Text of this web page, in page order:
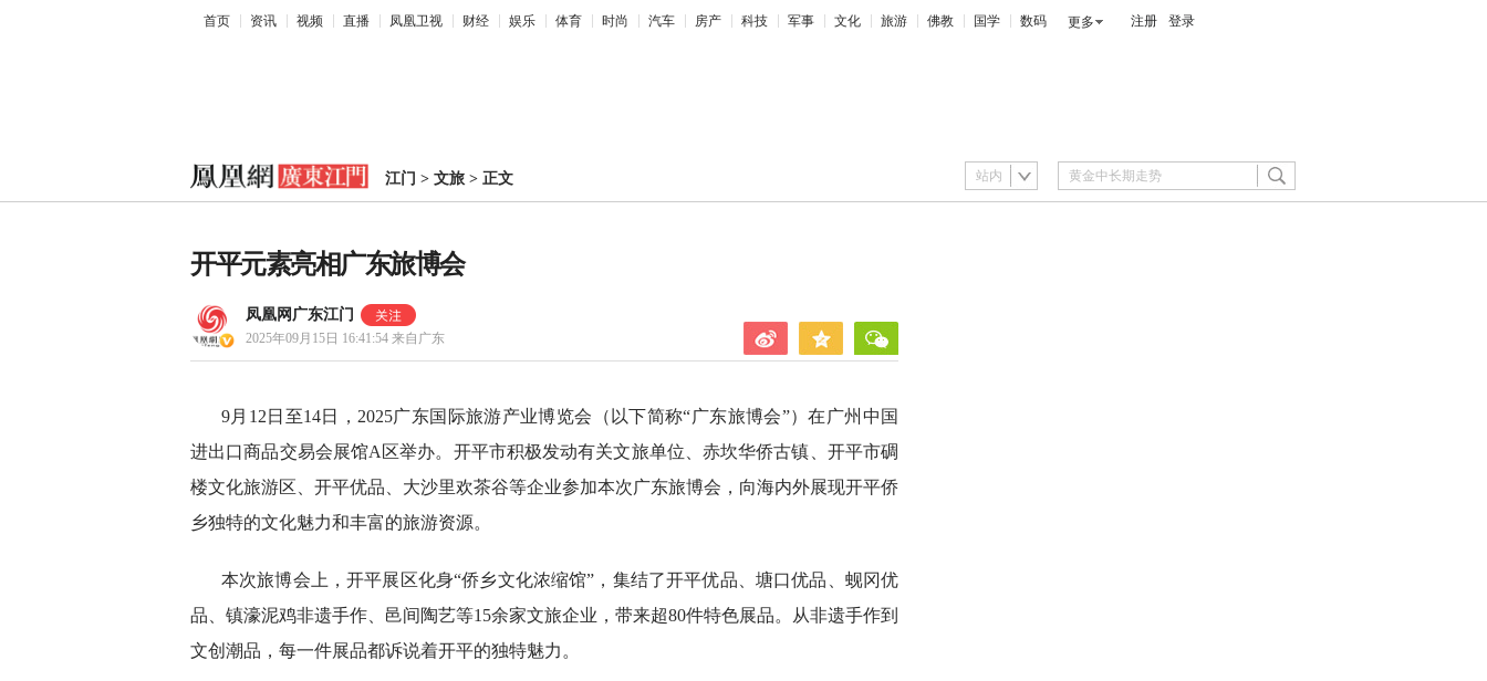
首页 资讯 视频 直播 凤凰卫视 财经 娱乐 体育 时尚 汽车 房产 科技 军事 文化 旅游 佛教 国学 数码 更多 注册 登录
江门 > 文旅 > 正文 站内
开平元素亮相广东旅博会
凤凰网广东江门
2025年09月15日 16:41:54 来自广东
9月12日至14日，2025广东国际旅游产业博览会（以下简称“广东旅博会”）在广州中国
进出口商品交易会展馆A区举办。开平市积极发动有关文旅单位、赤坎华侨古镇、开平市碉
楼文化旅游区、开平优品、大沙里欢茶谷等企业参加本次广东旅博会，向海内外展现开平侨
乡独特的文化魅力和丰富的旅游资源。
本次旅博会上，开平展区化身“侨乡文化浓缩馆”，集结了开平优品、塘口优品、蚬冈优
品、镇濠泥鸡非遗手作、邑间陶艺等15余家文旅企业，带来超80件特色展品。从非遗手作到
文创潮品，每一件展品都诉说着开平的独特魅力。